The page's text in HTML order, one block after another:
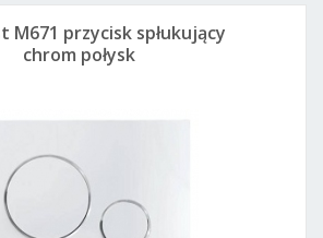
M671 przycisk spłukujący
chrom połysk